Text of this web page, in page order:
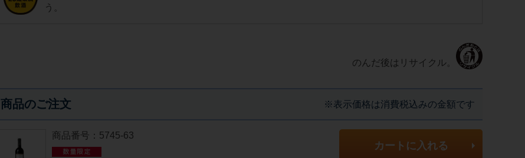
う。
のんだ後はリサイクル。
商品のご注文 ※表示価格は消費税込みの金額です
商品番号：5745-63
カートに入れる